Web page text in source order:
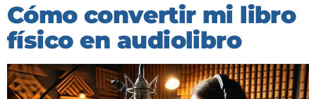
Cómo convertir mi libro
físico en audiolibro